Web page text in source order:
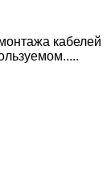
кабелей